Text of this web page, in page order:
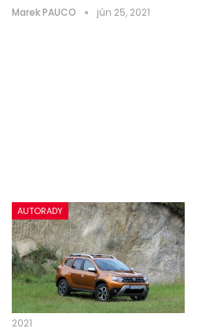
Marek PAUCO jún 25, 2021
AUTORADY
2021